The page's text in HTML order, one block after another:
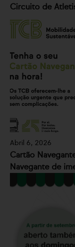
Circuito de
Cartão
Navegante de
Abril 6, 2026